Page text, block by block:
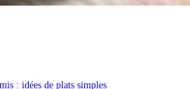
: idées de plats simples